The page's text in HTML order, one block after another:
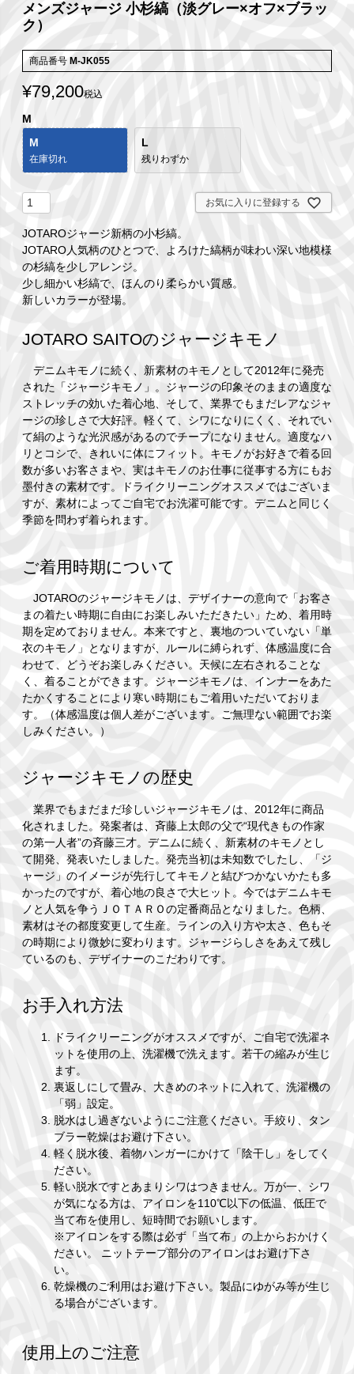
メンズジャージ 小杉縞（淡グレー×オフ×ブラッ
ク）
商品番号 M-JK055
¥79,200税込
M
M
在庫切れ
L
残りわずか
お気に入りに登録する
JOTAROジャージ新柄の小杉縞。
JOTARO人気柄のひとつで、よろけた縞柄が味わい深い地模様
の杉縞を少しアレンジ。
少し細かい杉縞で、ほんのり柔らかい質感。
新しいカラーが登場。
JOTARO SAITOのジャージキモノ
デニムキモノに続く、新素材のキモノとして2012年に発売
された「ジャージキモノ」。ジャージの印象そのままの適度な
ストレッチの効いた着心地、そして、業界でもまだレアなジャ
ージの珍しさで大好評。軽くて、シワになりにくく、それでい
て絹のような光沢感があるのでチープになりません。適度なハ
リとコシで、きれいに体にフィット。キモノがお好きで着る回
数が多いお客さまや、実はキモノのお仕事に従事する方にもお
墨付きの素材です。ドライクリーニングオススメではございま
すが、素材によってご自宅でお洗濯可能です。デニムと同じく
季節を問わず着られます。
ご着用時期について
JOTAROのジャージキモノは、デザイナーの意向で「お客さ
まの着たい時期に自由にお楽しみいただきたい」ため、着用時
期を定めておりません。本来ですと、裏地のついていない「単
衣のキモノ」となりますが、ルールに縛られず、体感温度に合
わせて、どうぞお楽しみください。天候に左右されることな
く、着ることができます。ジャージキモノは、インナーをあた
たかくすることにより寒い時期にもご着用いただいておりま
す。（体感温度は個人差がございます。ご無理ない範囲でお楽
しみください。）
ジャージキモノの歴史
業界でもまだまだ珍しいジャージキモノは、2012年に商品
化されました。発案者は、斉藤上太郎の父で“現代きもの作家
の第一人者”の斉藤三才。デニムに続く、新素材のキモノとし
て開発、発表いたしました。発売当初は未知数でしたし、「ジ
ャージ」のイメージが先行してキモノと結びつかないかたも多
かったのですが、着心地の良さで大ヒット。今ではデニムキモ
ノと人気を争うＪＯＴＡＲＯの定番商品となりました。色柄、
素材はその都度変更して生産。ラインの入り方や太さ、色もそ
の時期により微妙に変わります。ジャージらしさをあえて残し
ているのも、デザイナーのこだわりです。
お手入れ方法
ドライクリーニングがオススメですが、ご自宅で洗濯ネ
ットを使用の上、洗濯機で洗えます。若干の縮みが生じ
ます。
裏返しにして畳み、大きめのネットに入れて、洗濯機の
「弱」設定。
脱水はし過ぎないようにご注意ください。手絞り、タン
ブラー乾燥はお避け下さい。
軽く脱水後、着物ハンガーにかけて「陰干し」をしてく
ださい。
軽い脱水ですとあまりシワはつきません。万が一、シワ
が気になる方は、アイロンを110℃以下の低温、低圧で
当て布を使用し、短時間でお願いします。
※アイロンをする際は必ず「当て布」の上からおかけく
ださい。 ニットテープ部分のアイロンはお避け下さ
い。
乾燥機のご利用はお避け下さい。製品にゆがみ等が生じ
る場合がございます。
使用上のご注意